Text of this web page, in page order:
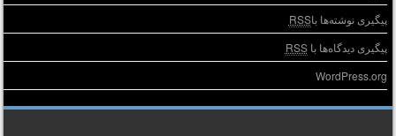
پیگیری نوشته‌ها باRSS
پیگیری دیدگاه‌ها باRSS
WordPress.org